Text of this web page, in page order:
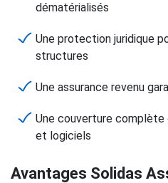
dématérialisés
Une protection juridique
structures
Une assurance revenu
Une couverture complète
et logiciels
Avantages Solidas